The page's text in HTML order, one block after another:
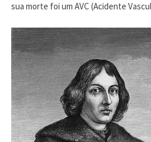
sua morte foi um AVC (Acidente